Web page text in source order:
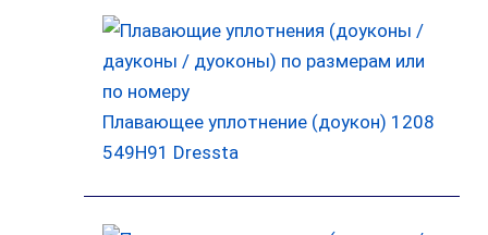
Плавающее уплотнение (доукон) 1208
549H91 Dressta